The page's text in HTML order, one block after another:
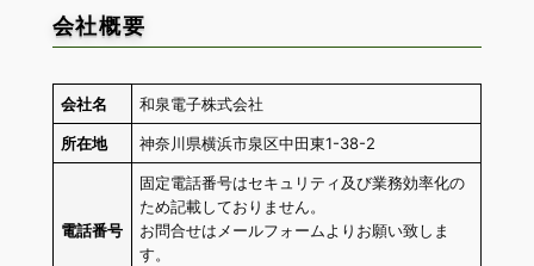
会社概要
会社名 和泉電子株式会社
所在地 神奈川県横浜市泉区中田東1-38-2
電話番号
固定電話番号はセキュリティ及び業務効率化の
ため記載しておりません。
お問合せはメールフォームよりお願い致しま
す。